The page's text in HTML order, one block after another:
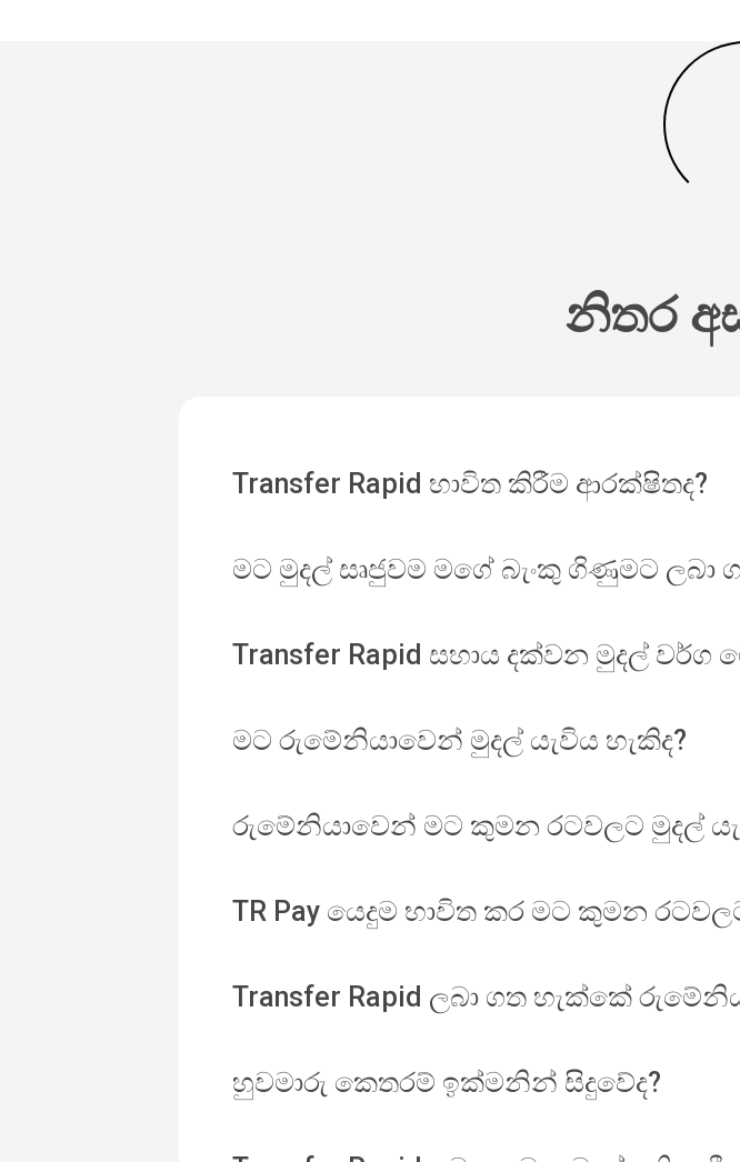
නිතර
Transfer Rapid භාවිත කිරීම ආරක්ෂිතද?
මට මුදල් සෘජුවම මගේ බැංකු ගිණුමට ලබා
Transfer Rapid සහාය දක්වන මුදල් වර්ග
මට රුමේනියාවෙන් මුදල් යැවිය හැකිද?
රුමේනියාවෙන් මට කුමන රටවලට මුදල්
TR Pay යෙදුම භාවිත කර මට කුමන
Transfer Rapid ලබා ගත හැක්කේ
හුවමාරු කෙතරම් ඉක්මනින් සිදුවේද?